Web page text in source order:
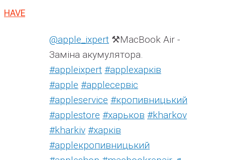
HAVE
@apple_ixpert ⚒️MacBook Air -
Заміна акумулятора.
#appleixpert #аррleхарків
#apple #аррleсервіс
#appleservice #кропивницький
#applestore #харьков #kharkov
#kharkiv #харків
#appleкропивницький